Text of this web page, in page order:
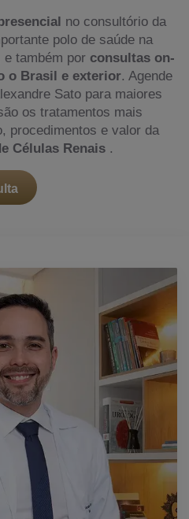
no consultório da
polo de saúde na
e também por consultas on-
o Brasil e exterior. Agende
Sato para maiores
os tratamentos mais
procedimentos e valor da
Células Renais .